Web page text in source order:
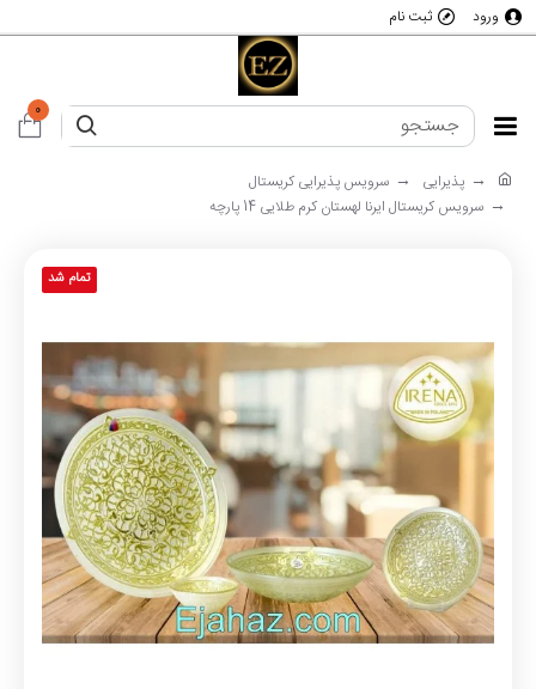
ورود ثبت نام
0
پذیرایی
سرویس پذیرایی کریستال
سرویس کریستال ایرنا لهستان کرم طلایی 14 پارچه
تمام شد